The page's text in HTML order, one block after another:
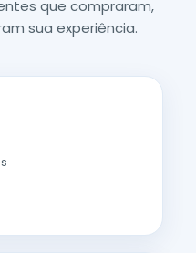
que compraram,
sua experiência.